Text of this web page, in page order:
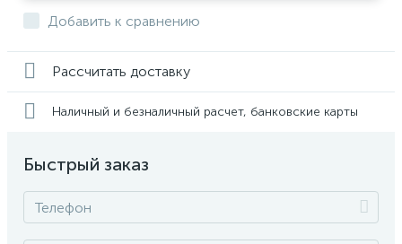
Добавить к сравнению
Рассчитать доставку
Наличный и безналичный расчет, банковские карты
Быстрый заказ